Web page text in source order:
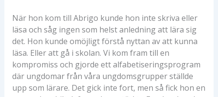
När hon kom till Abrigo kunde hon inte skriva eller
läsa och såg ingen som helst anledning att lära sig
det. Hon kunde omöjligt förstå nyttan av att kunna
läsa. Eller att gå i skolan. Vi kom fram till en
kompromiss och gjorde ett alfabetiseringsprogram
där ungdomar från våra ungdomsgrupper ställde
upp som lärare. Det gick inte fort, men så fick hon en